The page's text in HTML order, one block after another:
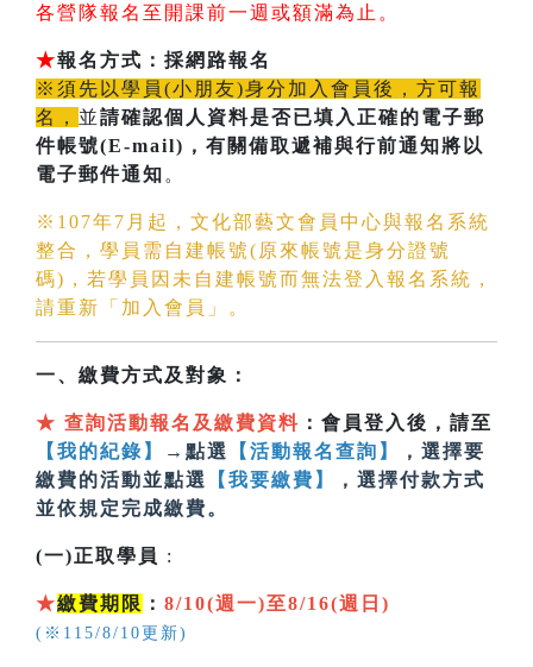
各營隊報名至開課前一週或額滿為止。
★報名方式：採網路報名
※須先以學員(小朋友)身分加入會員後，方可報
名， 並請確認個人資料是否已填入正確的電子郵
件帳號(E-mail) ，有關備取遞補與行前通知將以
電子郵件通知 。
※107年7月起，文化部藝文會員中心與報名系統
整合，學員需自建帳號(原來帳號是身分證號
碼)，若學員因未自建帳號而無法登入報名系統，
請重新「加入會員」。
一、繳費方式及對象：
★ 查詢活動報名及繳費資料 ：會員登入後，請至
【我的紀錄】
→點選 【活動報名查詢】
，選擇要
繳費的活動並點選
【我要繳費】
，選擇付款方式
並依規定完成繳費。
(一)正取學員 :
★繳費期限 ： 8/10(週一)至8/16(週日)
(※115/8/10更新)